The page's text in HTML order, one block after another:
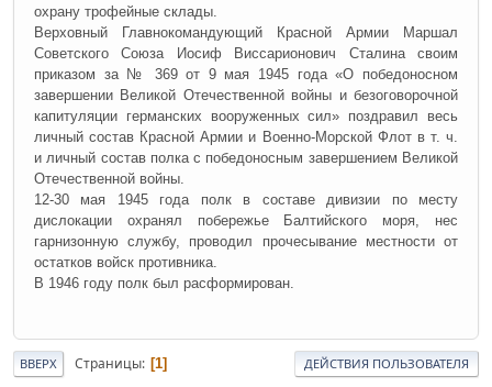
охрану трофейные склады.
Верховный Главнокомандующий Красной Армии Маршал
Советского Союза Иосиф Виссарионович Сталина своим
приказом за № 369 от 9 мая 1945 года «О победоносном
завершении Великой Отечественной войны и безоговорочной
капитуляции германских вооруженных сил» поздравил весь
личный состав Красной Армии и Военно-Морской Флот в т. ч.
и личный состав полка с победоносным завершением Великой
Отечественной войны.
12-30 мая 1945 года полк в составе дивизии по месту
дислокации охранял побережье Балтийского моря, нес
гарнизонную службу, проводил прочесывание местности от
остатков войск противника.
В 1946 году полк был расформирован.
ВВЕРХ Страницы 1 ДЕЙСТВИЯ ПОЛЬЗОВАТЕЛЯ